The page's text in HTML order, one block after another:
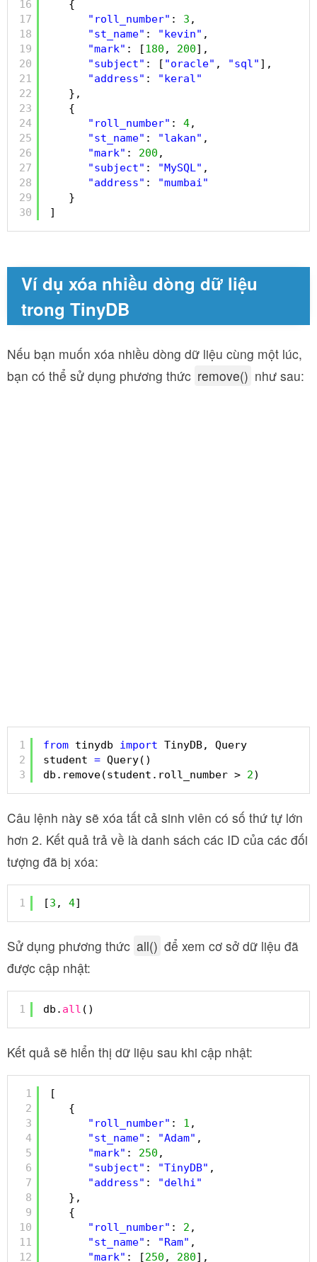
16
17
18
19
20
21
22
23
24
25
26
27
28
29
30
{
"roll_number" : 3 ,
"st_name" : "kevin" ,
"mark" : [180 , 200],
"subject" : [ "oracle" , "sql" ],
"address" :
"keral"
},
{
"roll_number" : 4,
"st_name" : "lakan" ,
"mark" : 200 ,
"subject" : "MySQL" ,
"address" :
"mumbai"
}
]
Ví dụ xóa nhiều dòng dữ liệu
trong TinyDB
Nếu bạn muốn xóa nhiều dòng dữ liệu cùng một lúc,
bạn có thể sử dụng phương thức remove() như sau:
1
2
3
from tinydb import TinyDB, Query
student = Query()
db.remove(student.roll_number > 2)
Câu lệnh này sẽ xóa tất cả sinh viên có số thứ tự lớn
hơn 2. Kết quả trả về là danh sách các ID của các đối
tượng đã bị xóa:
1 [3 , 4]
Sử dụng phương thức all() để xem cơ sở dữ liệu đã
được cập nhật:
1 db. all ()
Kết quả sẽ hiển thị dữ liệu sau khi cập nhật:
1
2
3
4
5
6
7
8
9
10
11
12
[
{
"roll_number" : 1 ,
"st_name" : "Adam" ,
"mark" : 250 ,
"subject" : "TinyDB" ,
"address" :
"delhi"
},
{
"roll_number" : 2 ,
"st_name" : "Ram" ,
"mark" : [250 , 280],